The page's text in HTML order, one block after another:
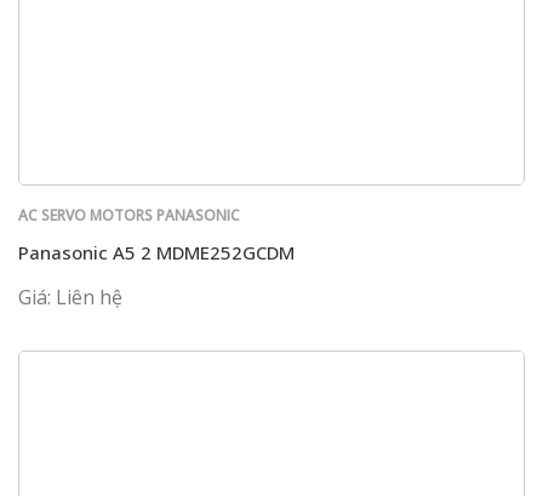
AC SERVO MOTORS PANASONIC
Panasonic A5 2 MDME252GCDM
Giá: Liên hệ